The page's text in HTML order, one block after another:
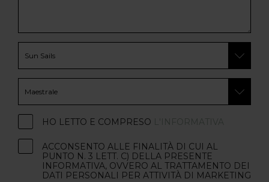
HO LETTO E COMPRESO
ACCONSENTO ALLE FINALITÀ DI CUI AL
PUNTO N. 3 LETT. C) DELLA PRESENTE
INFORMATIVA, OVVERO AL TRATTAMENTO DEI
DATI PERSONALI PER ATTIVITÀ DI MARKETING